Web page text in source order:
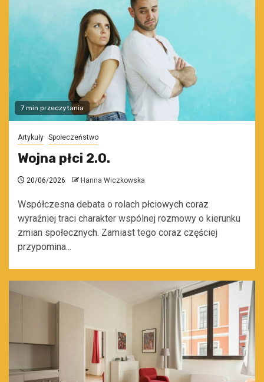
7 min przeczytania
Artykuły Społeczeństwo
Wojna płci 2.0.
20/06/2026 Hanna Wiczkowska
Współczesna debata o rolach płciowych coraz
wyraźniej traci charakter wspólnej rozmowy o kierunku
zmian społecznych. Zamiast tego coraz częściej
przypomina...